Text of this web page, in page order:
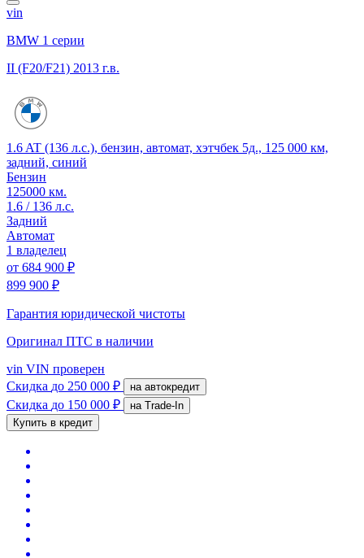
vin
BMW 1 серии
II (F20/F21) 2013 г.в.
1.6 AT (136 л.с.), бензин, автомат, хэтчбек 5д., 125 000 км,
задний, синий
Бензин
125000 км.
1.6 / 136 л.с.
Задний
Автомат
1 владелец
от 684 900 ₽
899 900 ₽
Гарантия юридической чистоты
Оригинал ПТС в наличии
vin VIN проверен
Скидка до 250 000 ₽ на автокредит
Скидка до 150 000 ₽
на Trade-In
Купить в кредит